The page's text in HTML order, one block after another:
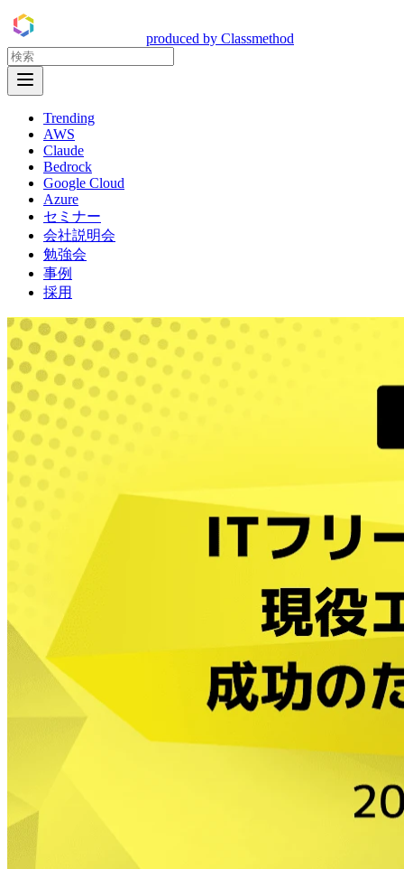
produced by Classmethod
Trending
AWS
Claude
Bedrock
Google Cloud
Azure
セミナー
会社説明会
勉強会
事例
採用